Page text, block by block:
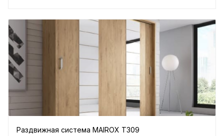
Раздвижная система MAIROX Т309